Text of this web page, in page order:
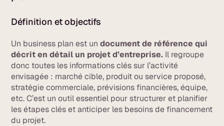
Définition et objectifs
Un business plan est undocument de référence qui
décrit en détail un projet d’entreprise. Il regroupe
donc toutes les informations clés sur l’activité
envisagée : marché cible, produit ou service proposé,
stratégie commerciale, prévisions financières, équipe,
etc. C’est un outil essentiel pour structurer et planifier
les étapes clés et anticiper les besoins de financement
du projet.